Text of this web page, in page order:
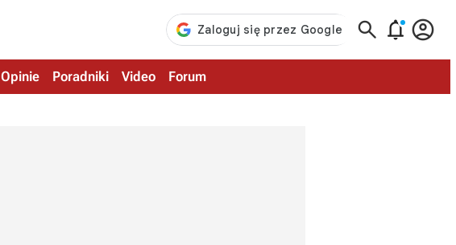
  
Opinie Poradniki Video Forum